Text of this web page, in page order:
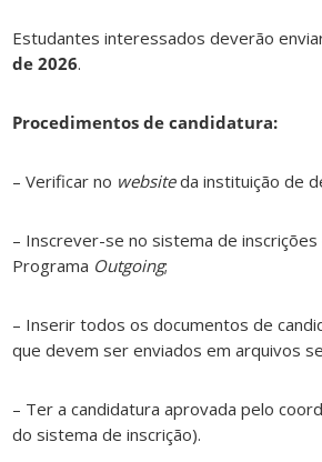
Estudantes interessados deverão
de 2026.
Procedimentos de candidatura:
– Verificar no websiteda instituição de
– Inscrever-se no sistema de
Programa Outgoing;
– Inserir todos os documentos de
que devem ser enviados em arquivos
– Ter a candidatura aprovada pelo
do sistema de inscrição).